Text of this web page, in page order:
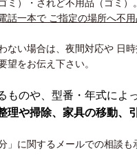
ミ）・されど不用品（ゴミ）
話一本で ご指定の場所へ不用
ない場合は、夜間対応や 日
望をお伝え下さい。
ものや、型番・年式によ
理や掃除、家具の移動、
」に関するメールでの相談